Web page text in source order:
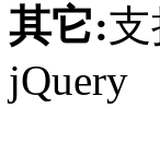
其它:支
jQuery